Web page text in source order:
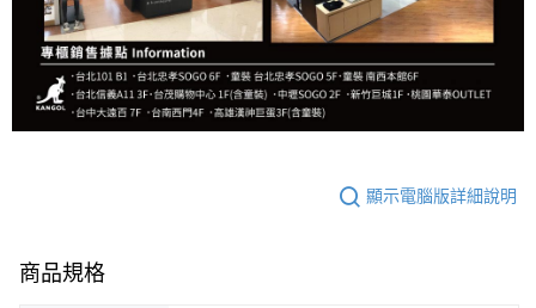
顯示電腦版詳細說明
商品規格